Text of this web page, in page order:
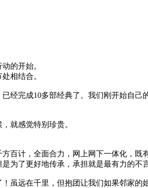
的开始。
相结合。
经完成10多部经典了。我们刚开始自
就感觉特别珍贵。
百计，全面合力，网上网下一体化，既
为了更好地传承，承担就是最有力的不
虽远在千里，但抱团让我们如果邻家的